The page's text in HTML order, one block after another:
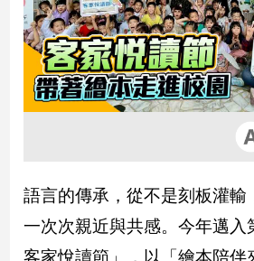
房
地
產
品
政
治
政
語言的傳承，從不是刻板灌輸
一次次親近與共感。今年邁入
客家悅讀節」，以「繪本陪伴